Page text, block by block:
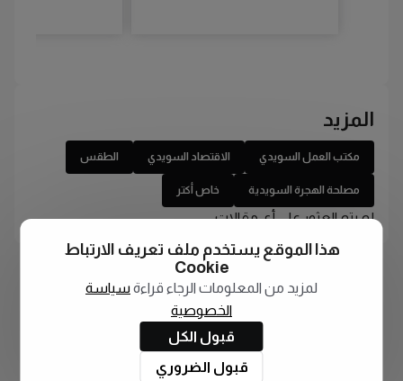
المزيد
مكتب العمل السويدي الاقتصاد السويدي الطقس
مصلحة الهجرة السويدية خاص أكتر
لم يتم العثور على أي مقالات
هذا الموقع يستخدم ملف تعريف الارتباط
Cookie
لمزيد من المعلومات الرجاء قراءة سياسة
الخصوصية
قبول الكل
قبول الضروري